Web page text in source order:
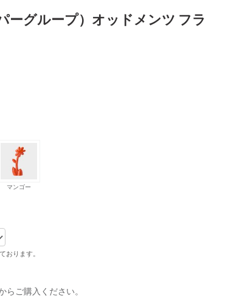
ーグループ）オッドメンツ フラ
マンゴー
おります。
らご購入ください。